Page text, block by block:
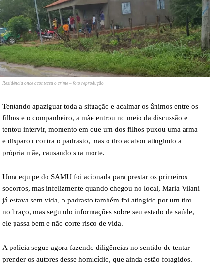
Residência onde aconteceu o crime – foto reprodução
Tentando apaziguar toda a situação e acalmar os ânimos entre os
filhos e o companheiro, a mãe entrou no meio da discussão e
tentou intervir, momento em que um dos filhos puxou uma arma
e disparou contra o padrasto, mas o tiro acabou atingindo a
própria mãe, causando sua morte.
Uma equipe do SAMU foi acionada para prestar os primeiros
socorros, mas infelizmente quando chegou no local, Maria Vilani
já estava sem vida, o padrasto também foi atingido por um tiro
no braço, mas segundo informações sobre seu estado de saúde,
ele passa bem e não corre risco de vida.
A polícia segue agora fazendo diligências no sentido de tentar
prender os autores desse homicídio, que ainda estão foragidos.